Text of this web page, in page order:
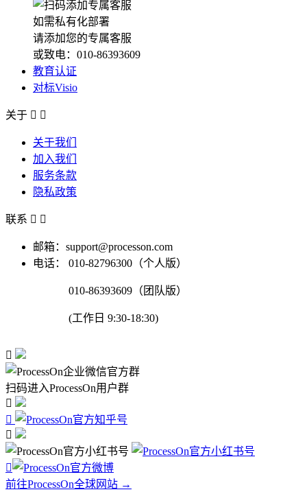
如需私有化部署
请添加您的专属客服
或致电：010-86393609
教育认证
对标Visio
关于  
关于我们
加入我们
服务条款
隐私政策
联系  
邮箱：support@processon.com
电话：
010-82796300（个人版）
010-86393609（团队版）
(工作日 9:30-18:30)

扫码进入ProcessOn用户群




前往ProcessOn全球网站 →